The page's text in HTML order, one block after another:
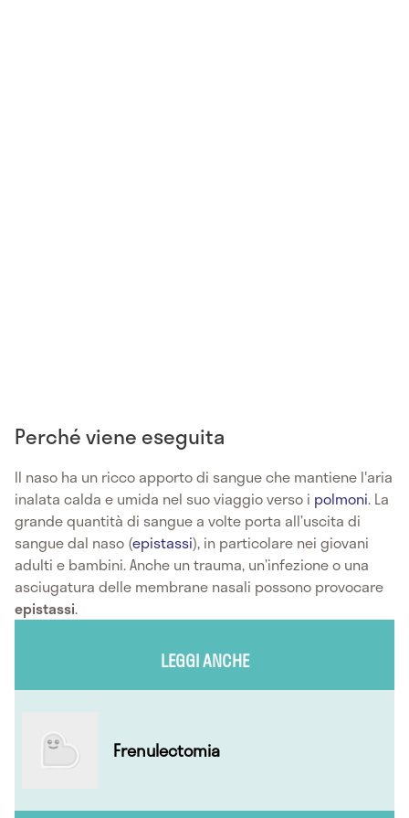
Perché viene eseguita
Il naso ha un ricco apporto di sangue che mantiene l'aria
inalata calda e umida nel suo viaggio verso i polmoni. La
grande quantità di sangue a volte porta all’uscita di
sangue dal naso (epistassi), in particolare nei giovani
adulti e bambini. Anche un trauma, un’infezione o una
asciugatura delle membrane nasali possono provocare
epistassi.
LEGGI ANCHE
Frenulectomia